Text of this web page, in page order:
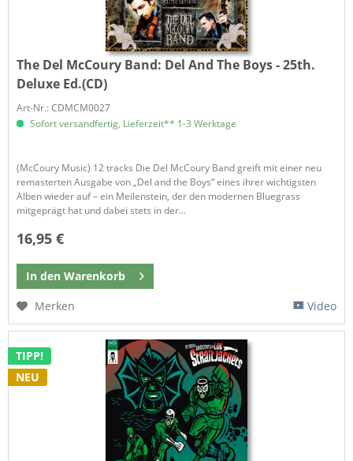
The Del McCoury Band: Del And The Boys - 25th.
Deluxe Ed.(CD)
Art-Nr.: CDMCM0027
Sofort versandfertig, Lieferzeit** 1-3 Werktage
(McCoury Music) 12 tracks Die Del McCoury Band greift mit einer neu
remasterten Ausgabe von „Del and the Boys“ eines ihrer wichtigsten
Alben wieder auf – ein Meilenstein, der den modernen Bluegrass
mitgeprägt hat und dabei stets in der...
16,95 €
In den Warenkorb
Merken
Video
TIPP!
NEU